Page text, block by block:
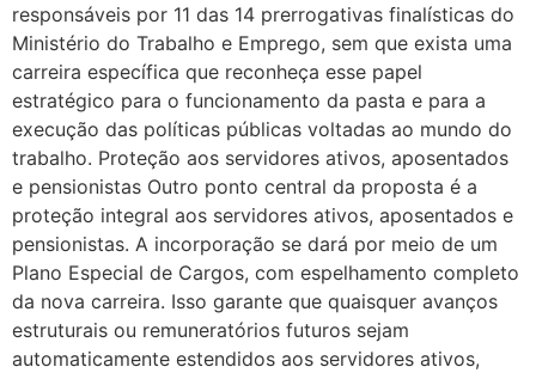
responsáveis por 11 das 14 prerrogativas finalísticas do
Ministério do Trabalho e Emprego, sem que exista uma
carreira específica que reconheça esse papel
estratégico para o funcionamento da pasta e para a
execução das políticas públicas voltadas ao mundo do
trabalho. Proteção aos servidores ativos, aposentados
e pensionistas Outro ponto central da proposta é a
proteção integral aos servidores ativos, aposentados e
pensionistas. A incorporação se dará por meio de um
Plano Especial de Cargos, com espelhamento completo
da nova carreira. Isso garante que quaisquer avanços
estruturais ou remuneratórios futuros sejam
automaticamente estendidos aos servidores ativos,